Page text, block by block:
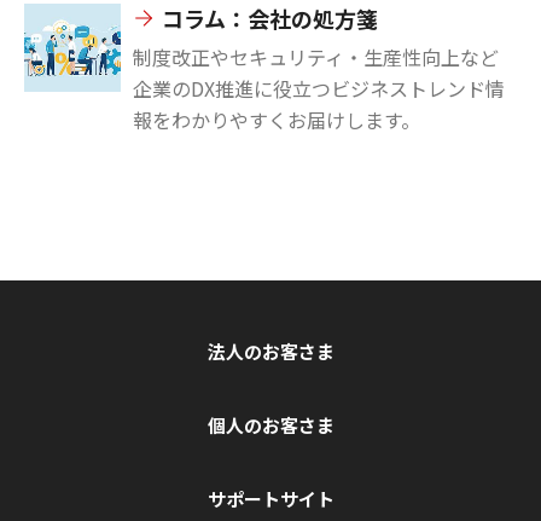
コラム：会社の処方箋
制度改正やセキュリティ・生産性向上など
企業のDX推進に役立つビジネストレンド情
報をわかりやすくお届けします。
法人のお客さま
個人のお客さま
サポートサイト